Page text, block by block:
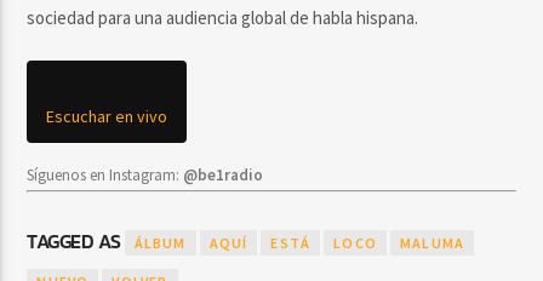
sociedad para una audiencia global de habla hispana.
Escuchar en vivo
Síguenos en Instagram: @be1radio
TAGGED AS ÁLBUM AQUÍ ESTÁ LOCO MALUMA